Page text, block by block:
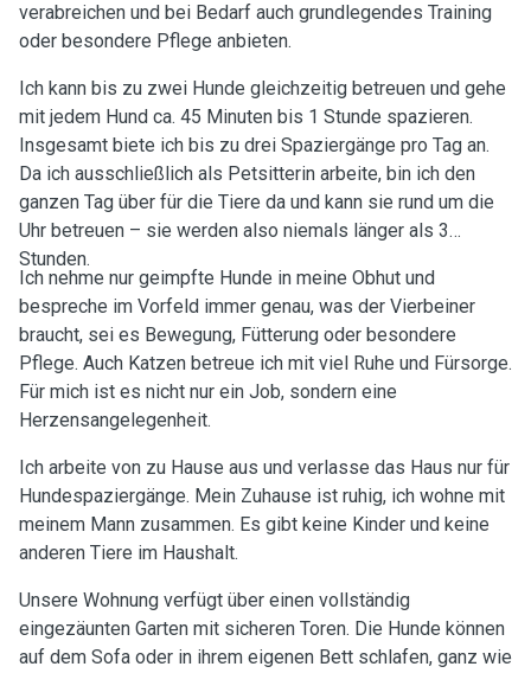
verabreichen und bei Bedarf auch grundlegendes Training
oder besondere Pflege anbieten.
Ich kann bis zu zwei Hunde gleichzeitig betreuen und gehe
mit jedem Hund ca. 45 Minuten bis 1 Stunde spazieren.
Insgesamt biete ich bis zu drei Spaziergänge pro Tag an.
Da ich ausschließlich als Petsitterin arbeite, bin ich den
ganzen Tag über für die Tiere da und kann sie rund um die
Uhr betreuen – sie werden also niemals länger als 3
Stunden.
Ich nehme nur geimpfte Hunde in meine Obhut und
bespreche im Vorfeld immer genau, was der Vierbeiner
braucht, sei es Bewegung, Fütterung oder besondere
Pflege. Auch Katzen betreue ich mit viel Ruhe und Fürsorge.
Für mich ist es nicht nur ein Job, sondern eine
Herzensangelegenheit.
Ich arbeite von zu Hause aus und verlasse das Haus nur für
Hundespaziergänge. Mein Zuhause ist ruhig, ich wohne mit
meinem Mann zusammen. Es gibt keine Kinder und keine
anderen Tiere im Haushalt.
Unsere Wohnung verfügt über einen vollständig
eingezäunten Garten mit sicheren Toren. Die Hunde können
auf dem Sofa oder in ihrem eigenen Bett schlafen, ganz wie